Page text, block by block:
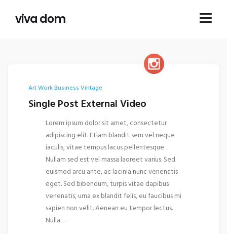
viva dom
Art WorkBusiness Vintage
Single Post External Video
Lorem ipsum dolor sit amet, consectetur
adipiscing elit. Etiam blandit sem vel neque
iaculis, vitae tempus lacus pellentesque.
Nullam sed est vel massa laoreet varius. Sed
euismod arcu ante, ac lacinia nunc venenatis
eget. Sed bibendum, turpis vitae dapibus
venenatis, urna ex blandit felis, eu faucibus mi
sapien non velit. Aenean eu tempor lectus.
Nulla…